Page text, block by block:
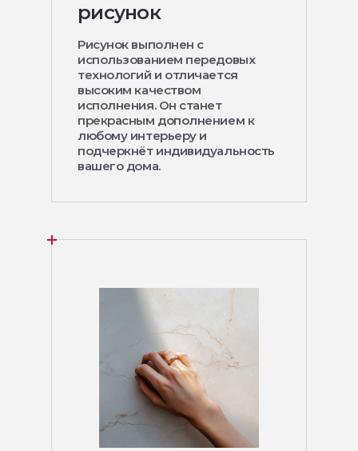
рисунок
Рисунок выполнен с
использованием передовых
технологий и отличается
высоким качеством
исполнения. Он станет
прекрасным дополнением к
любому интерьеру и
подчеркнёт индивидуальность
вашего дома.